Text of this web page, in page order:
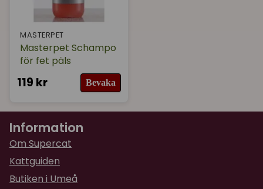
MASTERPET
Masterpet Schampo
för fet päls
119 kr Bevaka
Information
Om Supercat
Kattguiden
Butiken i Umeå